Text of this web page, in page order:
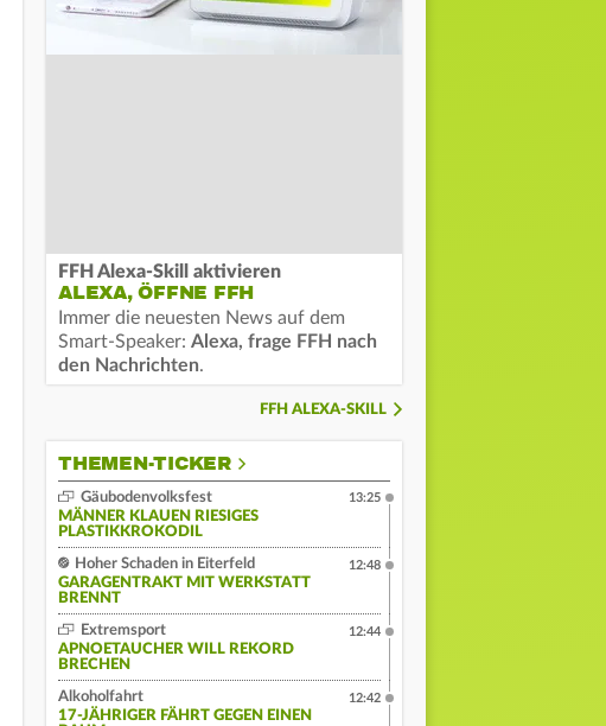
FFH Alexa-Skill aktivieren
ALEXA, ÖFFNE FFH
Immer die neuesten News auf dem
Smart-Speaker: Alexa, frage FFH nach
den Nachrichten.
FFH ALEXA-SKILL
THEMEN-TICKER
Gäubodenvolksfest
MÄNNER KLAUEN RIESIGES
PLASTIKKROKODIL
13:25
Hoher Schaden in Eiterfeld
GARAGENTRAKT MIT WERKSTATT
BRENNT
12:48
Extremsport
APNOETAUCHER WILL REKORD
BRECHEN
12:44
Alkoholfahrt
17-JÄHRIGER FÄHRT GEGEN EINEN
12:42